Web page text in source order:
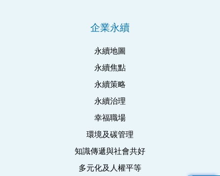
企業永續
永續地圖
永續焦點
永續策略
永續治理
幸福職場
環境及碳管理
知識傳遞與社會共好
多元化及人權平等